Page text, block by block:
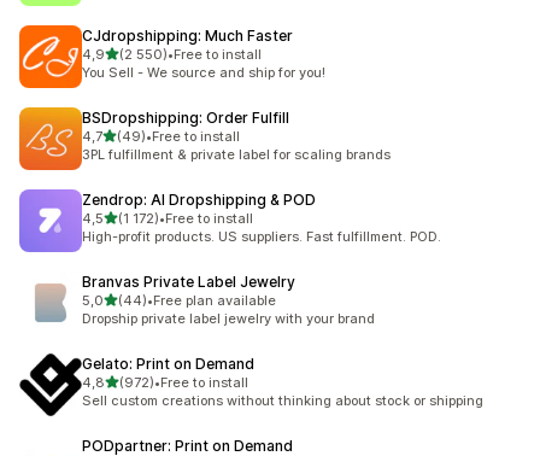
CJdropshipping: Much Faster
4,9/ 5 tähteä
(2 550)
2550 arvostelua yhteensä
•Free to install
You Sell - We source and ship for you!
BSDropshipping: Order Fulfill
4,7/ 5 tähteä
(49)
49 arvostelua yhteensä
•Free to install
3PL fulfillment & private label for scaling brands
Zendrop: AI Dropshipping & POD
4,5/ 5 tähteä
(1 172)
1172 arvostelua yhteensä
•Free to install
High-profit products. US suppliers. Fast fulfillment. POD.
Branvas Private Label Jewelry
5,0/ 5 tähteä
(44)
44 arvostelua yhteensä
•Free plan available
Dropship private label jewelry with your brand
Gelato: Print on Demand
4,8/ 5 tähteä
(972)
972 arvostelua yhteensä
•Free to install
Sell custom creations without thinking about stock or shipping
PODpartner: Print on Demand